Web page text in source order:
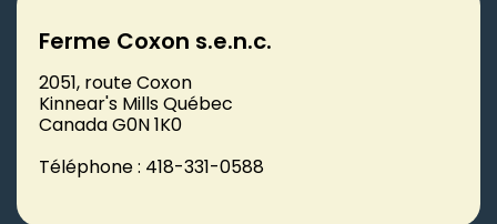
Ferme Coxon s.e.n.c.
2051, route Coxon
Kinnear's Mills Québec
Canada G0N 1K0
Téléphone : 418-331-0588